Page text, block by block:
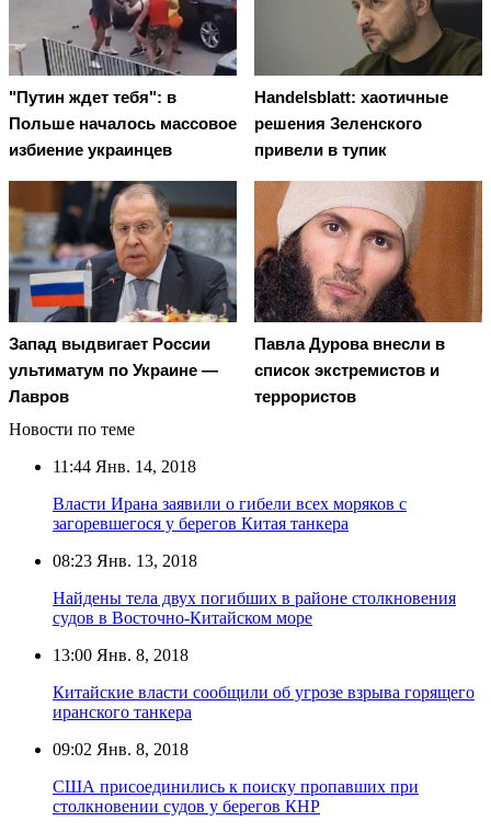
"Путин ждет тебя": в
Польше началось массовое
избиение украинцев
Handelsblatt: хаотичные
решения Зеленского
привели в тупик
Запад выдвигает России
ультиматум по Украине —
Лавров
Павла Дурова внесли в
список экстремистов и
террористов
Новости по теме
11:44 Янв. 14, 2018
Власти Ирана заявили о гибели всех моряков с
загоревшегося у берегов Китая танкера
08:23 Янв. 13, 2018
Найдены тела двух погибших в районе столкновения
судов в Восточно-Китайском море
13:00 Янв. 8, 2018
Китайские власти сообщили об угрозе взрыва горящего
иранского танкера
09:02 Янв. 8, 2018
США присоединились к поиску пропавших при
столкновении судов у берегов КНР